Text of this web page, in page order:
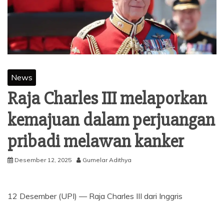
News
Raja Charles III melaporkan
kemajuan dalam perjuangan
pribadi melawan kanker
Desember 12, 2025 Gumelar Adithya
12 Desember (UPI) —Raja Charles III dari Inggris